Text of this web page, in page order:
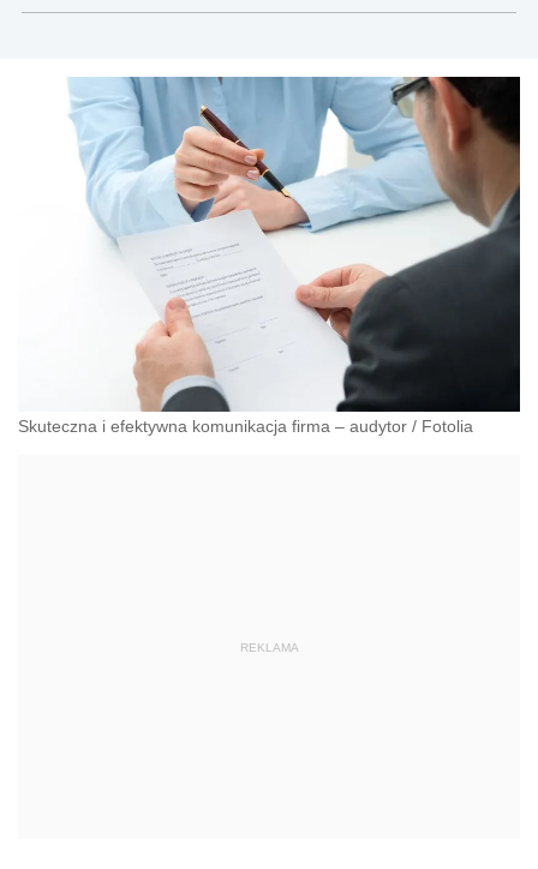
Skuteczna i efektywna komunikacja firma – audytor / Fotolia